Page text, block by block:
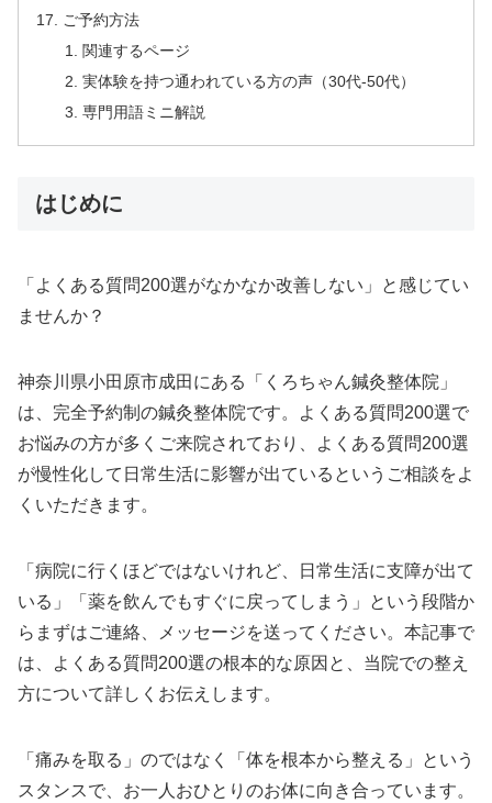
ご予約方法
関連するページ
実体験を持つ通われている方の声（30代-50代）
専門用語ミニ解説
はじめに
「よくある質問200選がなかなか改善しない」と感じてい
ませんか？
神奈川県小田原市成田にある「くろちゃん鍼灸整体院」
は、完全予約制の鍼灸整体院です。よくある質問200選で
お悩みの方が多くご来院されており、よくある質問200選
が慢性化して日常生活に影響が出ているというご相談をよ
くいただきます。
「病院に行くほどではないけれど、日常生活に支障が出て
いる」「薬を飲んでもすぐに戻ってしまう」という段階か
らまずはご連絡、メッセージを送ってください。本記事で
は、よくある質問200選の根本的な原因と、当院での整え
方について詳しくお伝えします。
「痛みを取る」のではなく「体を根本から整える」という
スタンスで、お一人おひとりのお体に向き合っています。